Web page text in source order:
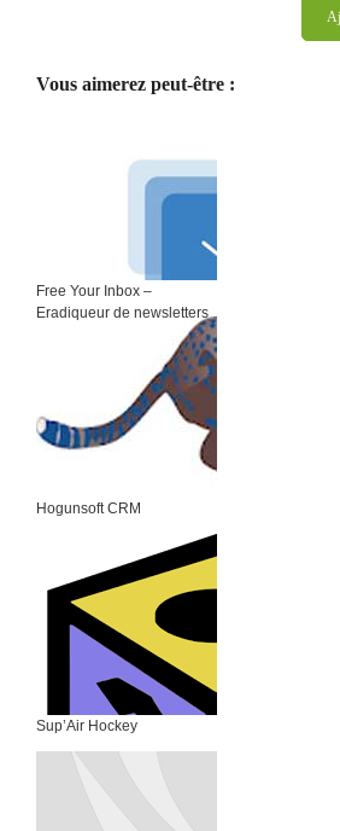
Vous aimerez peut-être :
Free Your Inbox –
Eradiqueur de newsletters
Hogunsoft CRM
Sup’Air Hockey